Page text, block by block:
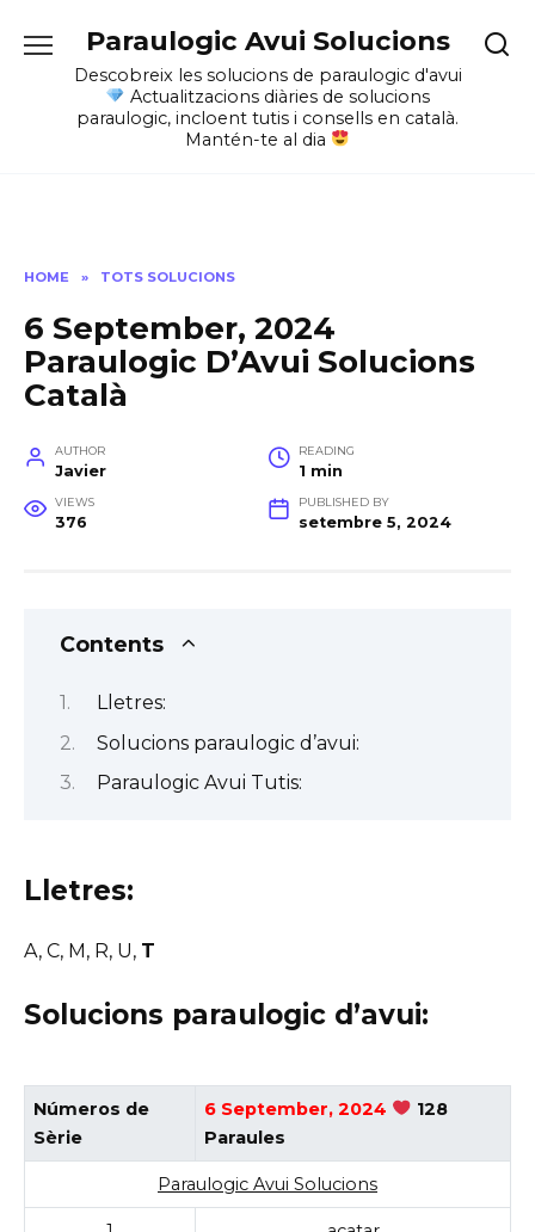
content
Paraulogic Avui Solucions
Descobreix les solucions de paraulogic d'avui
Actualitzacions diàries de solucions
paraulogic, incloent tutis i consells en català.
Mantén-te al dia
HOME » TOTS SOLUCIONS
6 September, 2024
Paraulogic D’Avui Solucions
Català
AUTHOR
Javier
READING
1 min
VIEWS
376
PUBLISHED BY
setembre 5, 2024
Contents
Lletres:
Solucions paraulogic d’avui:
Paraulogic Avui Tutis:
Lletres:
A, C, M, R, U, T
Solucions paraulogic d’avui:
Números de
Sèrie
6 September, 2024
128
Paraules
Paraulogic Avui Solucions